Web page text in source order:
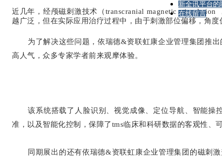
新全讯平台的
在线留言
近几年，经颅磁刺激技术（transcranial magnetic
越广泛，但在实际应用治疗过程中，由于刺激部位偏移，角
为了解决这些问题，依瑞德&资联虹康企业管理集团推
高人气，众多专家学者前来观摩体验。
该系统搭载了人脸识别、视觉成像、定位导航、智能操
准，以及智能化控制，保障了tms临床和科研数据的客观性、
同期展出的还有依瑞德&资联虹康企业管理集团的磁